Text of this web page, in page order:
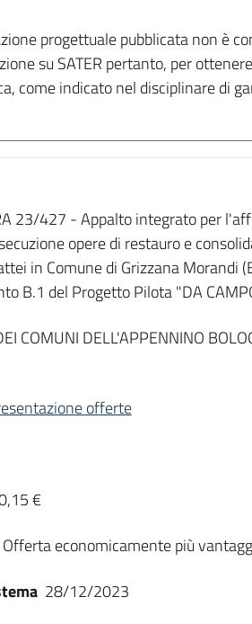
progettuale pubblicata non è
su SATER pertanto, per
come indicato nel disciplinare di
23/427 - Appalto integrato per
opere di restauro e
in Comune di Grizzana Morandi
B.1 del Progetto Pilota "DA
COMUNI DELL'APPENNINO
offerte
€
Offerta economicamente più
28/12/2023